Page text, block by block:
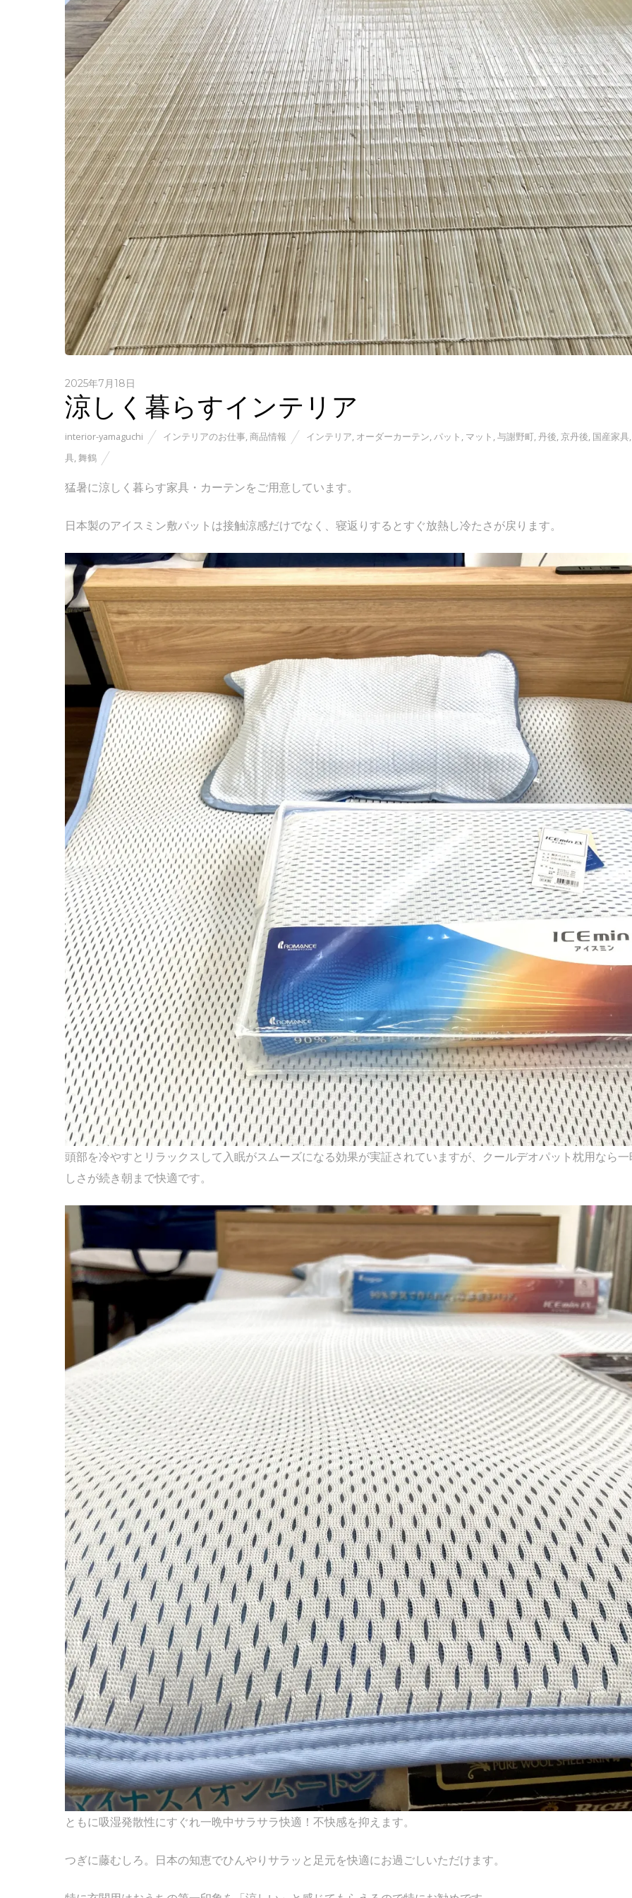
2025年7月18日
涼しく暮らすインテリア
interior-yamaguchi インテリアのお仕事,商品情報 インテリア, オーダーカーテン,パット , マット ,与謝野町,丹後,京丹後, 国産家具
具,舞鶴
猛暑に涼しく暮らす家具・カーテンをご用意しています。
日本製のアイスミン敷パットは接触涼感だけでなく、寝返りするとすぐ放熱し冷たさが戻ります。
頭部を冷やすとリラックスして入眠がスムーズになる効果が実証されていますが、クールデオパット枕用なら
しさが続き朝まで快適です。
ともに吸湿発散性にすぐれ一晩中サラサラ快適！不快感を抑えます。
つぎに藤むしろ。日本の知恵でひんやりサラッと足元を快適にお過ごしいただけます。